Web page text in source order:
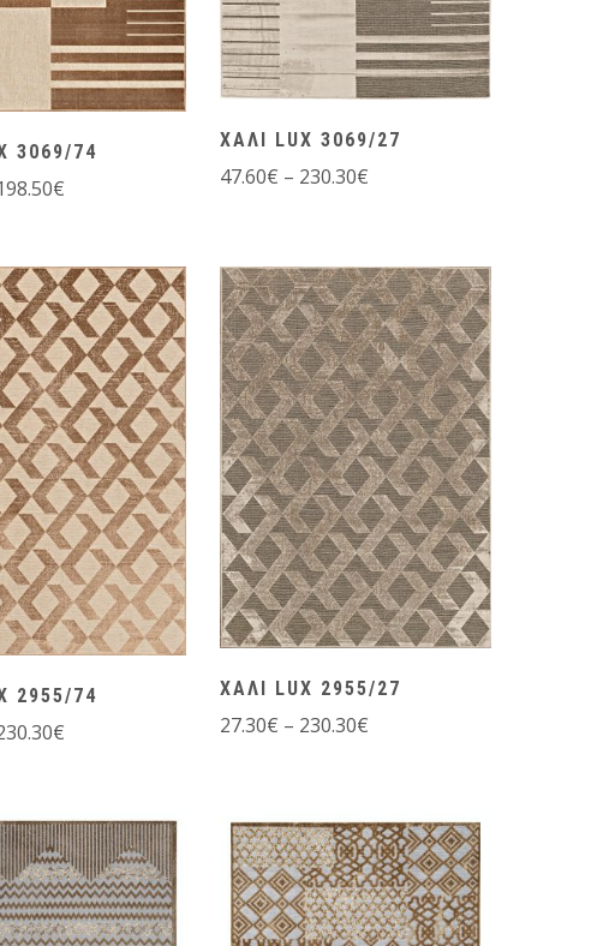
3069/74
€
ΧΑΛΙ LUX 3069/27
47.60€ – 230.30€
2955/74
€
ΧΑΛΙ LUX 2955/27
27.30€ – 230.30€